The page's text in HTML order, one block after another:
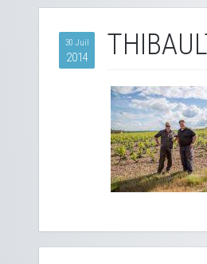
30 Juil
2014